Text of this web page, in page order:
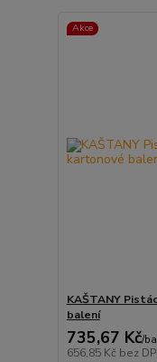
Akce
KAŠTANY
balení
735,67 Kč/
656,85 Kč bez